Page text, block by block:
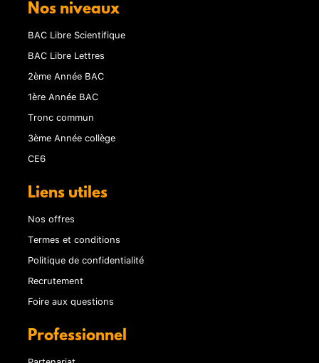
Nos niveaux
BAC Libre Scientifique
BAC Libre Lettres
2ème Année BAC
1ère Année BAC
Tronc commun
3ème Année collège
CE6
Liens utiles
Nos offres
Termes et conditions
Politique de confidentialité
Recrutement
Foire aux questions
Professionnel